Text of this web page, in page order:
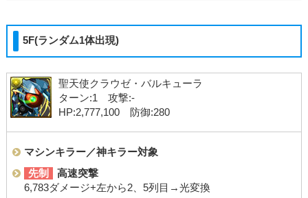
5F(ランダム1体出現)
聖天使クラウゼ・バルキューラ
ターン:1 攻撃:-
HP:2,777,100 防御:280
マシンキラー／神キラー対象
先制
高速突撃
6,783ダメージ+左から2、5列目→光変換